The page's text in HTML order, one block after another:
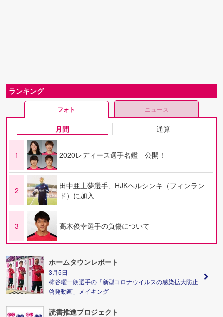
ランキング
フォト ニュース
月間 通算
1 2020レディース選手名鑑 公開！
2
田中亜土夢選手、HJKヘルシンキ（フィンラン
ド）に加入
3 高木俊幸選手の負傷について
ホームタウンレポート
3月5日
柿谷曜一朗選手の「新型コロナウイルスの感染拡大防止
啓発動画」メイキング
読書推進プロジェクト